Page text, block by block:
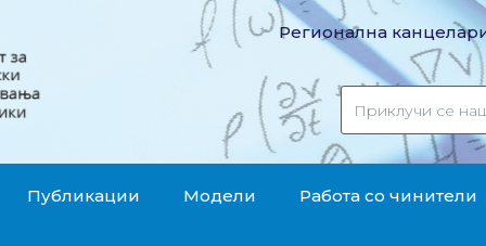
Регионална
Публикации Модели Работа со чинители